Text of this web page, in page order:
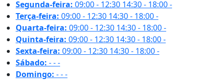
Segunda-feira: 09:00 - 12:30 14:30 - 18:00-
Terça-feira: 09:00 - 12:30 14:30 - 18:00-
Quarta-feira: 09:00 - 12:30 14:30 - 18:00-
Quinta-feira: 09:00 - 12:30 14:30 - 18:00-
Sexta-feira: 09:00 - 12:30 14:30 - 18:00-
Sábado: ---
Domingo: ---